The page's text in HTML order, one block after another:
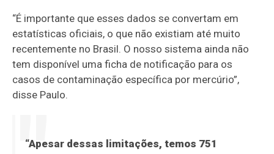
“É importante que esses dados se convertam em
estatísticas oficiais, o que não existiam até muito
recentemente no Brasil. O nosso sistema ainda não
tem disponível uma ficha de notificação para os
casos de contaminação específica por mercúrio”,
disse Paulo.
“Apesar dessas limitações, temos 751